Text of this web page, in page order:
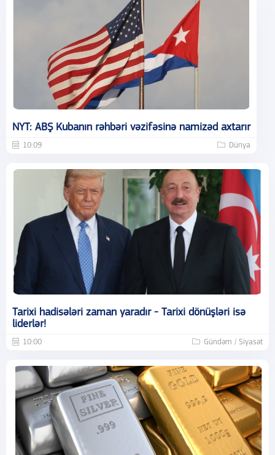
NYT: ABŞ Kubanın rəhbəri vəzifəsinə namizəd axtarır
10:09 Dünya
Tarixi hadisələri zaman yaradır - Tarixi dönüşləri isə
liderlər!
10:00 Gündəm / Siyasət